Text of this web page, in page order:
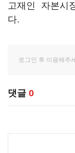
고재인 자본시
다.
댓글 0